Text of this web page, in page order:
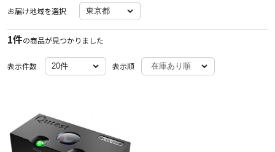
お届け地域を選択
1件の商品が見つかりました
表示件数 表示順